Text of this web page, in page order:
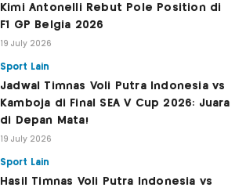
Kimi Antonelli Rebut Pole Position di
F1 GP Belgia 2026
19 July 2026
Sport Lain
Jadwal Timnas Voli Putra Indonesia vs
Kamboja di Final SEA V Cup 2026: Juara
di Depan Mata!
19 July 2026
Sport Lain
Hasil Timnas Voli Putra Indonesia vs